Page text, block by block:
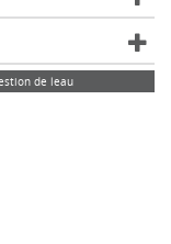
de leau